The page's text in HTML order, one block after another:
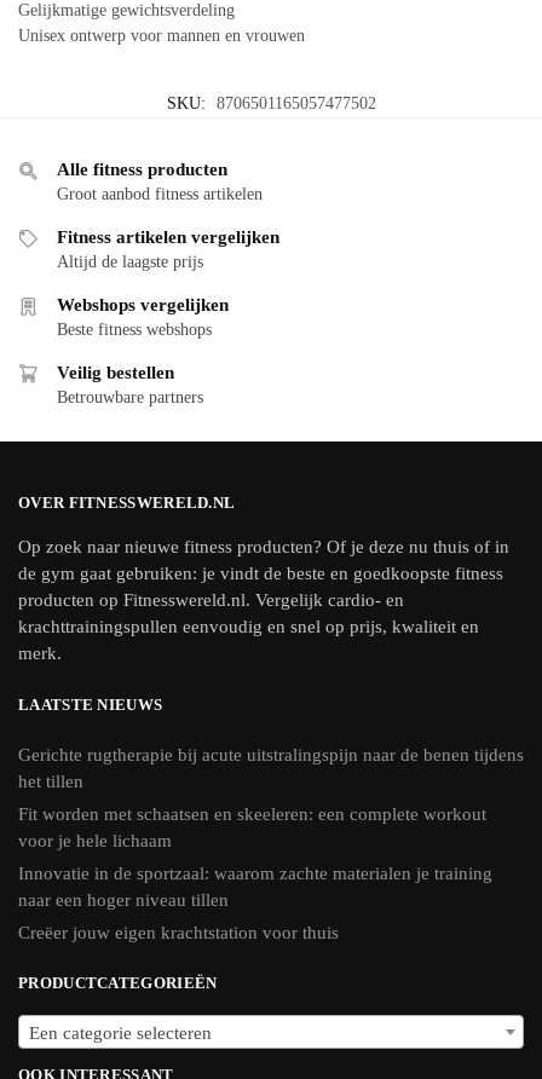
Gelijkmatige gewichtsverdeling
Unisex ontwerp voor mannen en vrouwen
SKU: 8706501165057477502
Alle fitness producten
Groot aanbod fitness artikelen
Fitness artikelen vergelijken
Altijd de laagste prijs
Webshops vergelijken
Beste fitness webshops
Veilig bestellen
Betrouwbare partners
OVER FITNESSWERELD.NL
Op zoek naar nieuwe fitness producten? Of je deze nu thuis of in
de gym gaat gebruiken: je vindt de beste en goedkoopste fitness
producten op Fitnesswereld.nl. Vergelijk cardio- en
krachttrainingspullen eenvoudig en snel op prijs, kwaliteit en
merk.
LAATSTE NIEUWS
Gerichte rugtherapie bij acute uitstralingspijn naar de benen tijdens
het tillen
Fit worden met schaatsen en skeeleren: een complete workout
voor je hele lichaam
Innovatie in de sportzaal: waarom zachte materialen je training
naar een hoger niveau tillen
Creëer jouw eigen krachtstation voor thuis
PRODUCTCATEGORIEËN
Een categorie selecteren
OOK INTERESSANT